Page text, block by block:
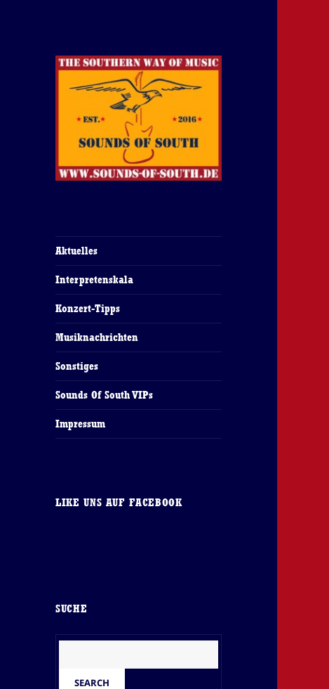
Aktuelles
Interpretenskala
Konzert-Tipps
Musiknachrichten
Sonstiges
Sounds Of South VIPs
Impressum
LIKE UNS AUF FACEBOOK
SUCHE